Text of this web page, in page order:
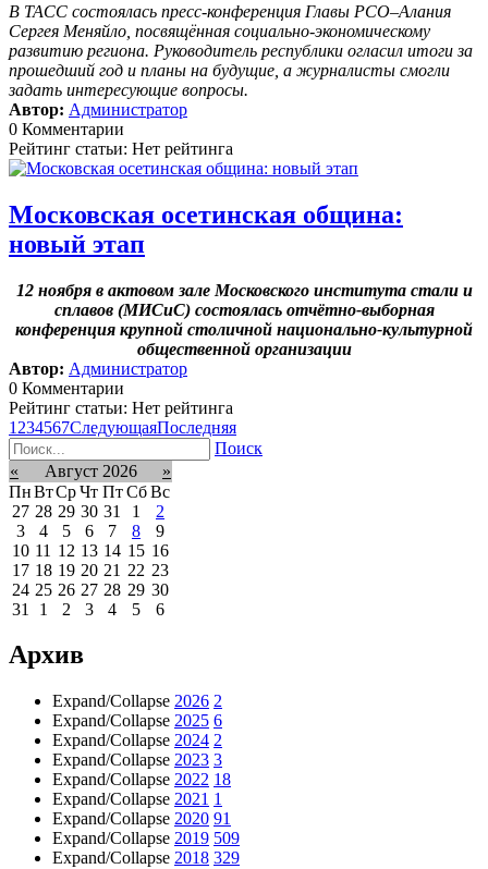
В ТАСС состоялась пресс-конференция Главы РСО–Алания
Сергея Меняйло, посвящённая социально-экономическому
развитию региона. Руководитель республики огласил итоги за
прошедший год и планы на будущие, а журналисты смогли
задать интересующие вопросы.
Автор: Администратор
0 Комментарии
Рейтинг статьи: Нет рейтинга
Московская осетинская община:
новый этап
12 ноября в актовом зале Московского института стали и
сплавов (МИСиС) состоялась отчётно-выборная
конференция крупной столичной национально-культурной
общественной организации
Автор: Администратор
0 Комментарии
Рейтинг статьи: Нет рейтинга
1 234567СледующаяПоследняя
Поиск
«
Август 2026
»
ПнВтСрЧт Пт Сб Вс
27 28 29 30 31 1
2
3
4 5 6 7 8
9
10 11 12 13 14 15 16
17 18 19 20 21 22 23
24 25 26 27 28 29 30
31
1 2 3 4 5 6
Архив
Expand/Collapse 2026 2
Expand/Collapse 2025 6
Expand/Collapse 2024 2
Expand/Collapse 2023 3
Expand/Collapse 2022 18
Expand/Collapse 2021 1
Expand/Collapse 2020 91
Expand/Collapse 2019 509
Expand/Collapse 2018 329